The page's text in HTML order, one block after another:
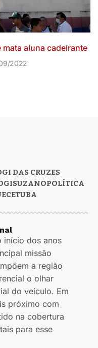
aluna cadeirante
2022
DAS CRUZES
SUZANOPOLÍTICA
início dos anos
missão
a região
o olhar
do veículo. Em
próximo com
na cobertura
para esse